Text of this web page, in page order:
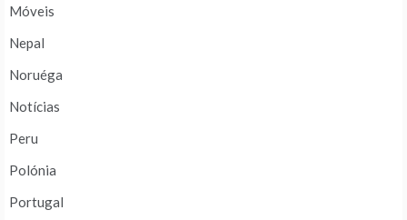
Móveis
Nepal
Noruéga
Notícias
Peru
Polónia
Portugal